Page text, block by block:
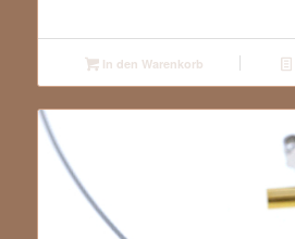
In den Warenkorb